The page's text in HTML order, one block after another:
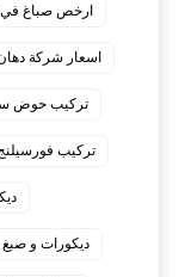
ارخص صباغ في
اسعار شركة
تركيب حوض
تركيب
ديكورات و